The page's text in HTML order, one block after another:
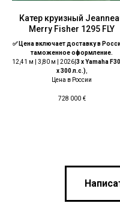
Катер круизный
Merry Fisher 1295 FLY
✅ Цена включает доставку в
таможенное оформление.
12,41 м | 3,80 м | 2026| 3 x Yamaha
x 300 л.с.),
Цена в России
728 000 €